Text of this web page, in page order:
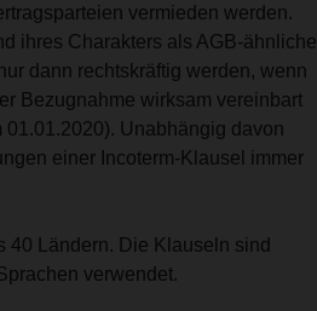
vermieden werden.
ihres Charakters als AGB-ähnliche
dann rechtskräftig werden, wenn
Bezugnahme wirksam vereinbart
Unabhängig davon
einer Incoterm-Klausel immer
40 Ländern. Die Klauseln sind
verwendet.